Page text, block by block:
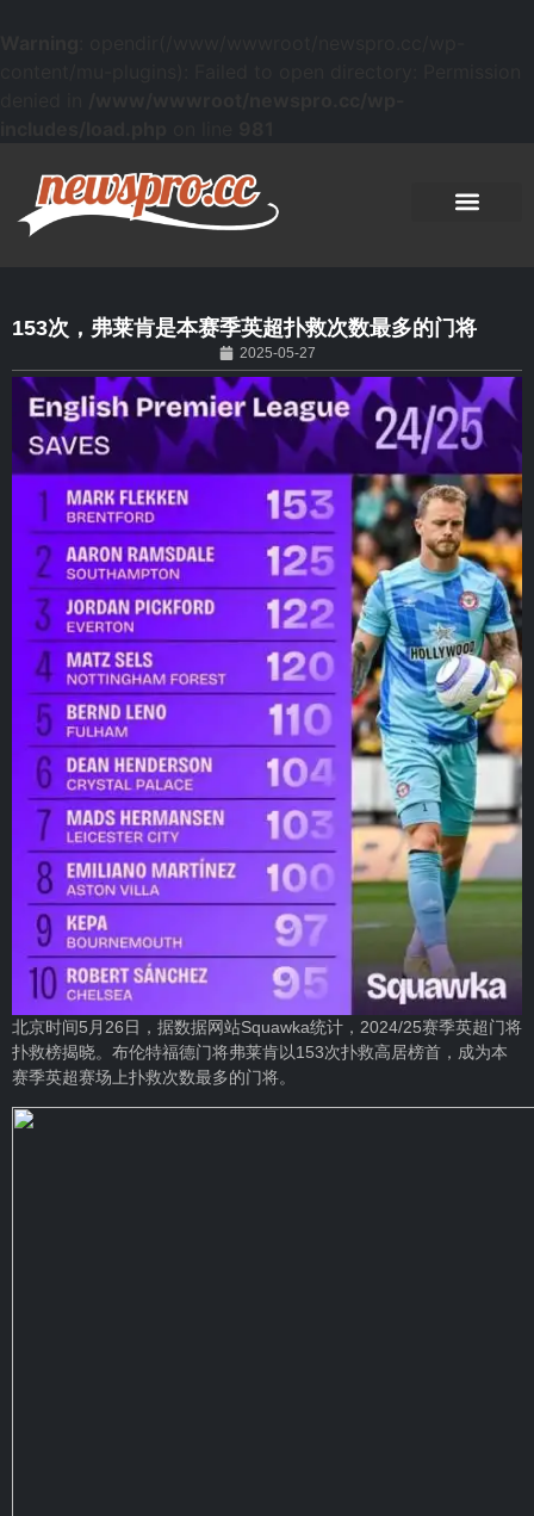
153次，弗莱肯是本赛季英超扑救次数最多的门将
2025-05-27
北京时间5月26日，据数据网站Squawka统计，2024/25赛季英超门将
扑救榜揭晓。布伦特福德门将弗莱肯以153次扑救高居榜首，成为本
赛季英超赛场上扑救次数最多的门将。